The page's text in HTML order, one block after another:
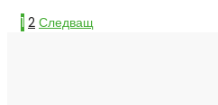
1 2 Следващ